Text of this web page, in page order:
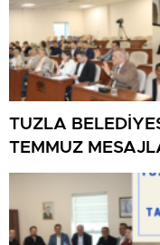
TUZLA
TEMMUZ